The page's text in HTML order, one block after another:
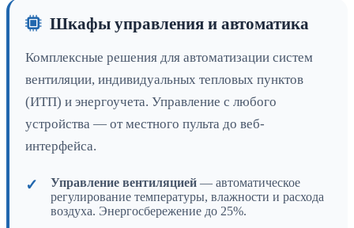
Шкафы управления и автоматика
Комплексные решения для автоматизации систем
вентиляции, индивидуальных тепловых пунктов
(ИТП) и энергоучета. Управление с любого
устройства — от местного пульта до веб-
интерфейса.
Управление вентиляцией — автоматическое
регулирование температуры, влажности и расхода
воздуха. Энергосбережение до 25%.